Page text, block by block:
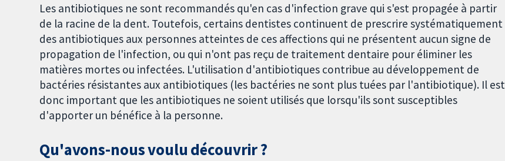
Les antibiotiques ne sont recommandés qu'en cas d'infection grave qui s'est propagée à partir
de la racine de la dent. Toutefois, certains dentistes continuent de prescrire systématiquement
des antibiotiques aux personnes atteintes de ces affections qui ne présentent aucun signe de
propagation de l'infection, ou qui n'ont pas reçu de traitement dentaire pour éliminer les
matières mortes ou infectées. L'utilisation d'antibiotiques contribue au développement de
bactéries résistantes aux antibiotiques (les bactéries ne sont plus tuées par l'antibiotique). Il est
donc important que les antibiotiques ne soient utilisés que lorsqu'ils sont susceptibles
d'apporter un bénéfice à la personne.
Qu'avons-nous voulu découvrir ?